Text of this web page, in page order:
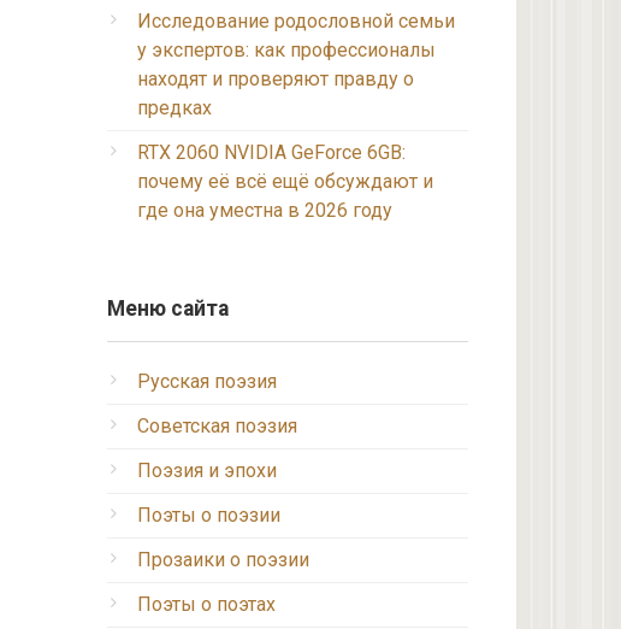
Исследование родословной семьи
у экспертов: как профессионалы
находят и проверяют правду о
предках
RTX 2060 NVIDIA GeForce 6GB:
почему её всё ещё обсуждают и
где она уместна в 2026 году
Меню сайта
Русская поэзия
Советская поэзия
Поэзия и эпохи
Поэты о поэзии
Прозаики о поэзии
Поэты о поэтах